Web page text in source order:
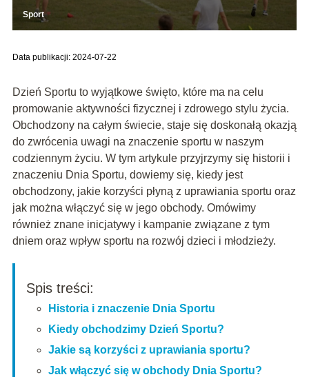
Sport
Data publikacji: 2024-07-22
Dzień Sportu to wyjątkowe święto, które ma na celu
promowanie aktywności fizycznej i zdrowego stylu życia.
Obchodzony na całym świecie, staje się doskonałą okazją
do zwrócenia uwagi na znaczenie sportu w naszym
codziennym życiu. W tym artykule przyjrzymy się historii i
znaczeniu Dnia Sportu, dowiemy się, kiedy jest
obchodzony, jakie korzyści płyną z uprawiania sportu oraz
jak można włączyć się w jego obchody. Omówimy
również znane inicjatywy i kampanie związane z tym
dniem oraz wpływ sportu na rozwój dzieci i młodzieży.
Spis treści:
Historia i znaczenie Dnia Sportu
Kiedy obchodzimy Dzień Sportu?
Jakie są korzyści z uprawiania sportu?
Jak włączyć się w obchody Dnia Sportu?